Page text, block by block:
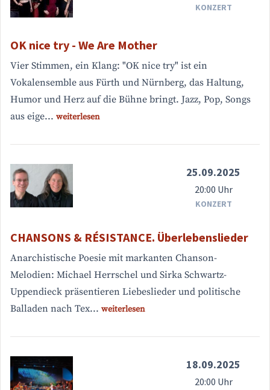
KONZERT
OK nice try - We Are Mother
Vier Stimmen, ein Klang: "OK nice try" ist ein
Vokalensemble aus Fürth und Nürnberg, das Haltung,
Humor und Herz auf die Bühne bringt. Jazz, Pop, Songs
aus eige... weiterlesen
25.09.2025
20:00 Uhr
KONZERT
CHANSONS & RÉSISTANCE. Überlebenslieder
Anarchistische Poesie mit markanten Chanson-
Melodien: Michael Herrschel und Sirka Schwartz-
Uppendieck präsentieren Liebeslieder und politische
Balladen nach Tex... weiterlesen
18.09.2025
20:00 Uhr